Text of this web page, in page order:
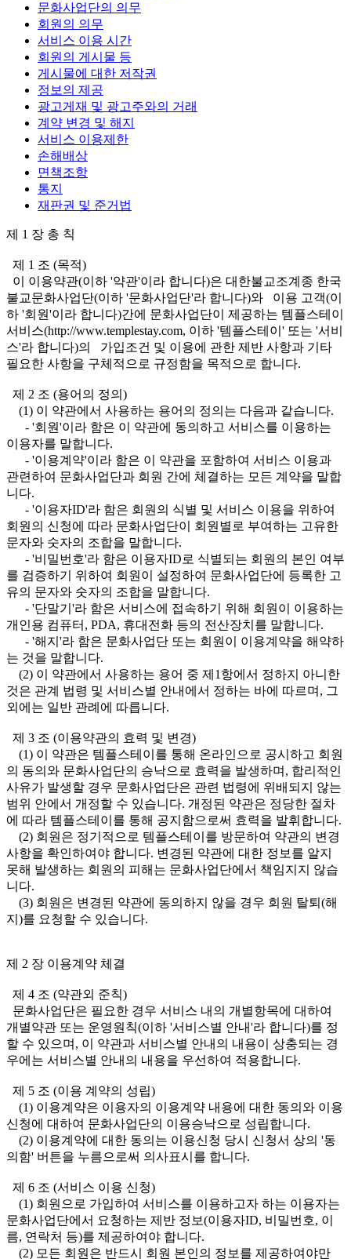
문화사업단의 의무
회원의 의무
서비스 이용 시간
회원의 게시물 등
게시물에 대한 저작권
정보의 제공
광고게재 및 광고주와의 거래
계약 변경 및 해지
서비스 이용제한
손해배상
면책조항
통지
재판권 및 준거법
제 1 장 총 칙
제 1 조 (목적)
이 이용약관(이하 '약관'이라 합니다)은 대한불교조계종 한국
불교문화사업단(이하 '문화사업단'라 합니다)와 이용 고객(이
하 '회원'이라 합니다)간에 문화사업단이 제공하는 템플스테이
서비스(http://www.templestay.com, 이하 '템플스테이' 또는 '서비
스'라 합니다)의 가입조건 및 이용에 관한 제반 사항과 기타
필요한 사항을 구체적으로 규정함을 목적으로 합니다.
제 2 조 (용어의 정의)
(1) 이 약관에서 사용하는 용어의 정의는 다음과 같습니다.
- '회원'이라 함은 이 약관에 동의하고 서비스를 이용하는
이용자를 말합니다.
- '이용계약'이라 함은 이 약관을 포함하여 서비스 이용과
관련하여 문화사업단과 회원 간에 체결하는 모든 계약을 말합
니다.
- '이용자ID'라 함은 회원의 식별 및 서비스 이용을 위하여
회원의 신청에 따라 문화사업단이 회원별로 부여하는 고유한
문자와 숫자의 조합을 말합니다.
- '비밀번호'라 함은 이용자ID로 식별되는 회원의 본인 여부
를 검증하기 위하여 회원이 설정하여 문화사업단에 등록한 고
유의 문자와 숫자의 조합을 말합니다.
- '단말기'라 함은 서비스에 접속하기 위해 회원이 이용하는
개인용 컴퓨터, PDA, 휴대전화 등의 전산장치를 말합니다.
- '해지'라 함은 문화사업단 또는 회원이 이용계약을 해약하
는 것을 말합니다.
(2) 이 약관에서 사용하는 용어 중 제1항에서 정하지 아니한
것은 관계 법령 및 서비스별 안내에서 정하는 바에 따르며, 그
외에는 일반 관례에 따릅니다.
제 3 조 (이용약관의 효력 및 변경)
(1) 이 약관은 템플스테이를 통해 온라인으로 공시하고 회원
의 동의와 문화사업단의 승낙으로 효력을 발생하며, 합리적인
사유가 발생할 경우 문화사업단은 관련 법령에 위배되지 않는
범위 안에서 개정할 수 있습니다. 개정된 약관은 정당한 절차
에 따라 템플스테이를 통해 공지함으로써 효력을 발휘합니다.
(2) 회원은 정기적으로 템플스테이를 방문하여 약관의 변경
사항을 확인하여야 합니다. 변경된 약관에 대한 정보를 알지
못해 발생하는 회원의 피해는 문화사업단에서 책임지지 않습
니다.
(3) 회원은 변경된 약관에 동의하지 않을 경우 회원 탈퇴(해
지)를 요청할 수 있습니다.
제 2 장 이용계약 체결
제 4 조 (약관외 준칙)
문화사업단은 필요한 경우 서비스 내의 개별항목에 대하여
개별약관 또는 운영원칙(이하 '서비스별 안내'라 합니다)를 정
할 수 있으며, 이 약관과 서비스별 안내의 내용이 상충되는 경
우에는 서비스별 안내의 내용을 우선하여 적용합니다.
제 5 조 (이용 계약의 성립)
(1) 이용계약은 이용자의 이용계약 내용에 대한 동의와 이용
신청에 대하여 문화사업단의 이용승낙으로 성립합니다.
(2) 이용계약에 대한 동의는 이용신청 당시 신청서 상의 '동
의함' 버튼을 누름으로써 의사표시를 합니다.
제 6 조 (서비스 이용 신청)
(1) 회원으로 가입하여 서비스를 이용하고자 하는 이용자는
문화사업단에서 요청하는 제반 정보(이용자ID, 비밀번호, 이
름, 연락처 등)를 제공하여야 합니다.
(2) 모든 회원은 반드시 회원 본인의 정보를 제공하여야만